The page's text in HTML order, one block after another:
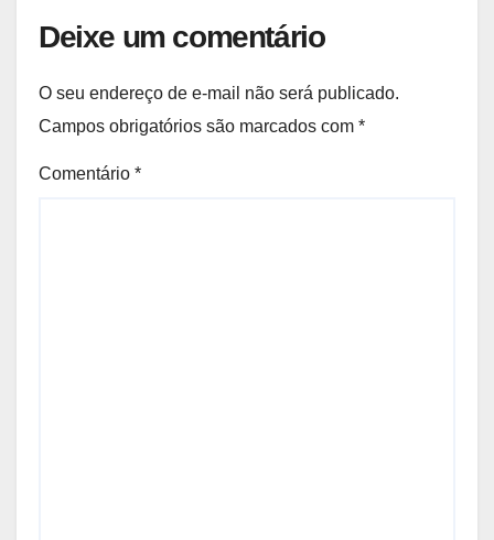
Deixe um comentário
O seu endereço de e-mail não será publicado.
Campos obrigatórios são marcados com *
Comentário *